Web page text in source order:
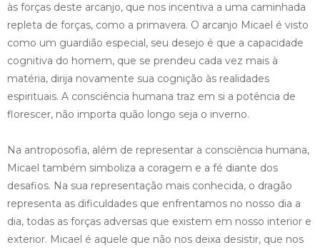
às forças deste arcanjo, que nos incentiva a uma caminhada
repleta de forças, como a primavera. O arcanjo Micael é visto
como um guardião especial, seu desejo é que a capacidade
cognitiva do homem, que se prendeu cada vez mais à
matéria, dirija novamente sua cognição às realidades
espirituais. A consciência humana traz em si a potência de
florescer, não importa quão longo seja o inverno.
Na antroposofia, além de representar a consciência humana,
Micael também simboliza a coragem e a fé diante dos
desafios. Na sua representação mais conhecida, o dragão
representa as dificuldades que enfrentamos no nosso dia a
dia, todas as forças adversas que existem em nosso interior e
exterior. Micael é aquele que não nos deixa desistir, que nos